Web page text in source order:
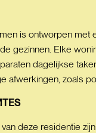
is ontworpen
gezinnen. Elke
dagelijkse
afwerkingen, zoals
deze residentie